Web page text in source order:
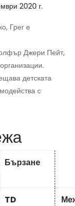
2020 г.
Грег е
Джери Пейт,
детската
с
Бързане
TD